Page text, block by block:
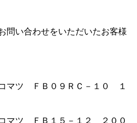
問い合わせをいただいたお客様
マツ ＦＢ０９ＲＣ－１０ １
マツ ＦＢ１５－１２ ２００